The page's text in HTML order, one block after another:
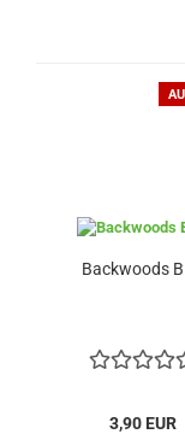
Backwoods
3,90 EUR